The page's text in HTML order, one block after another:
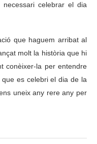
celebrar el dia
que haguem arribat al
molt la història que hi
conèixer-la per entendre
es celebri el dia de la
uneix any rere any per